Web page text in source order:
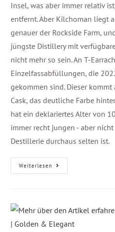
Insel, was aber immer relativ
entfernt. Aber Kilchoman liegt
genauer der Rockside Farm,
jüngste Distillery mit
nicht mehr so sein. An T-
Einzelfassabfüllungen, die
gekommen sind. Dieser
Cask, das deutliche Farbe
hat ein deklariertes Alter von
immer recht jungen - aber
Destillerie durchaus selten ist.
Weiterlesen